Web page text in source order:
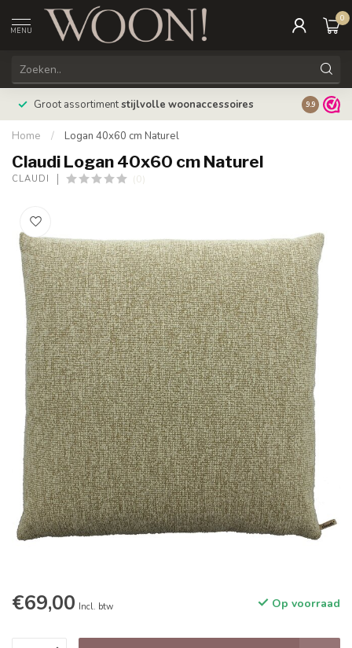
MENU
0
Groot assortimentstijlvolle woonaccessoires 9.9
Home / Logan 40x60 cm Naturel
Claudi Logan 40x60 cm Naturel
CLAUDI (0)
€69,00 Incl. btw Op voorraad